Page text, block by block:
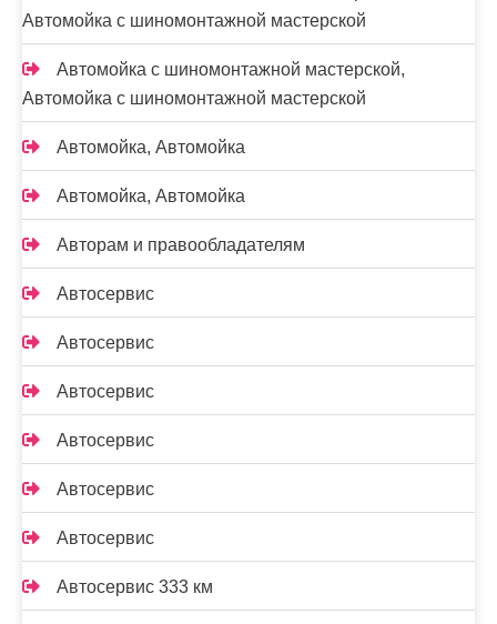
Автомойка с шиномонтажной мастерской
Автомойка с шиномонтажной мастерской,
Автомойка с шиномонтажной мастерской
Автомойка, Автомойка
Автомойка, Автомойка
Авторам и правообладателям
Автосервис
Автосервис
Автосервис
Автосервис
Автосервис
Автосервис
Автосервис 333 км